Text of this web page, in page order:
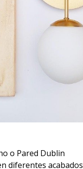
o Pared Dublin
diferentes acabados